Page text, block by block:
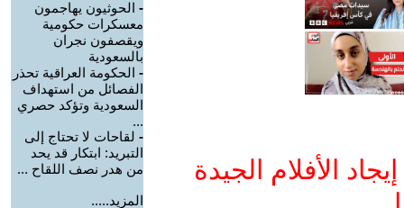
الأفلام الجيدة
- الحوثيون يهاجمون
معسكرات حكومية
ويقصفون نجران
بالسعودية
- الحكومة العراقية تحذر
الفصائل من استهداف
السعودية وتؤكد حصري
...
- لقاحات لا تحتاج إلى
التبريد: ابتكار قد يحد
من هدر نصف اللقاح ...
المزيد.....